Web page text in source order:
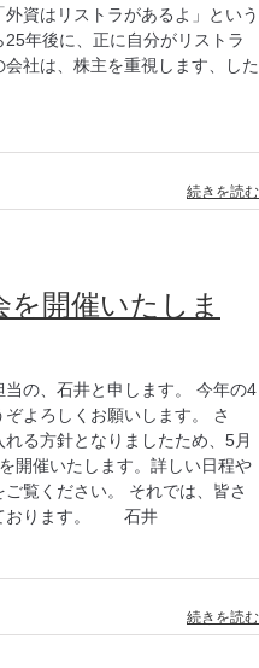
資はリストラがあるよ」という
年後に、正に自分がリストラ
社は、株主を重視します、した
続きを読む
を開催いたしま
の、石井と申します。 今年の4
よろしくお願いします。 さ
る方針となりましたため、5月
開催いたします。詳しい日程や
覧ください。 それでは、皆さ
ております。 石井
続きを読む